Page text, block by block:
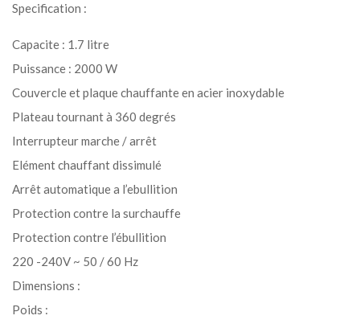
Specification :
Capacite : 1.7 litre
Puissance : 2000 W
Couvercle et plaque chauffante en acier inoxydable
Plateau tournant à 360 degrés
Interrupteur marche / arrêt
Elément chauffant dissimulé
Arrêt automatique a l’ebullition
Protection contre la surchauffe
Protection contre l’ébullition
220 -240V ~ 50 / 60 Hz
Dimensions :
Poids :